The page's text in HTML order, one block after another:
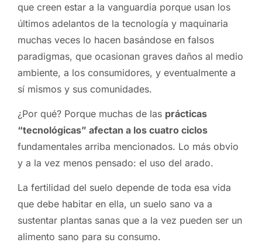
que creen estar a la vanguardia porque usan los
últimos adelantos de la tecnología y maquinaria
muchas veces lo hacen basándose en falsos
paradigmas, que ocasionan graves daños al medio
ambiente, a los consumidores, y eventualmente a
sí mismos y sus comunidades.
¿Por qué? Porque muchas de las prácticas
“tecnológicas” afectan a los cuatro ciclos
fundamentales arriba mencionados. Lo más obvio
y a la vez menos pensado: el uso del arado.
La fertilidad del suelo depende de toda esa vida
que debe habitar en ella, un suelo sano va a
sustentar plantas sanas que a la vez pueden ser un
alimento sano para su consumo.